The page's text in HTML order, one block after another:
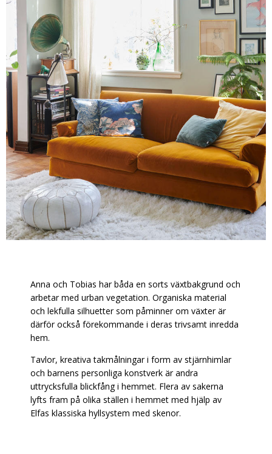
Anna och Tobias har båda en sorts växtbakgrund och
arbetar med urban vegetation. Organiska material
och lekfulla silhuetter som påminner om växter är
därför också förekommande i deras trivsamt inredda
hem.
Tavlor, kreativa takmålningar i form av stjärnhimlar
och barnens personliga konstverk är andra
uttrycksfulla blickfång i hemmet. Flera av sakerna
lyfts fram på olika ställen i hemmet med hjälp av
Elfas klassiska hyllsystem med skenor.